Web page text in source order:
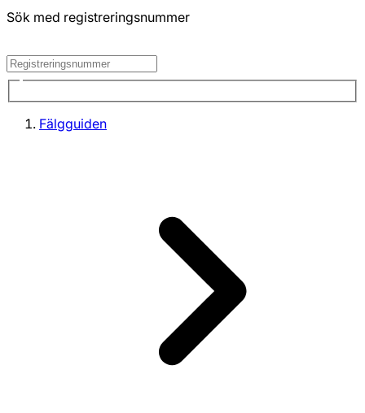
Sök med registreringsnummer
Fälgguiden